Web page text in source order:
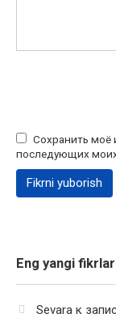
Сохранить моё
последующих
Eng yangi fikrlar
Sevara к